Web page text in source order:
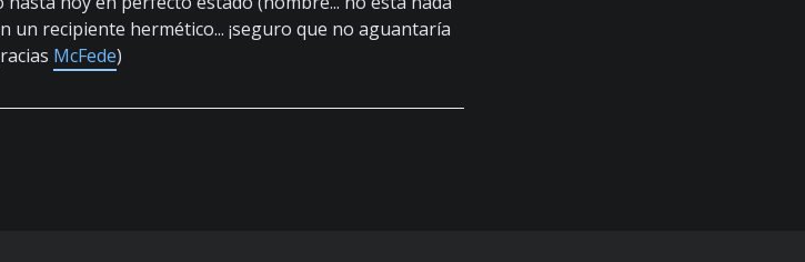
un recipiente hermético... ¡seguro que no aguantaría
McFede)